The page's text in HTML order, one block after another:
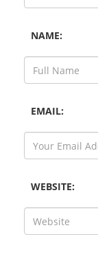
NAME:
EMAIL:
WEBSITE: